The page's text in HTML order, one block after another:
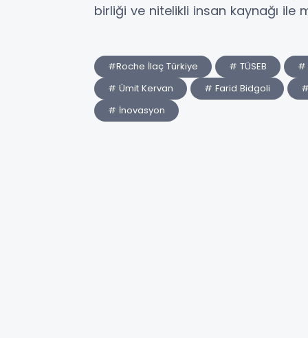
birliği ve nitelikli insan kaynağı ile
#Roche İlaç Türkiye # TÜSEB
#
# Ümit Kervan
# Farid Bidgoli
# İnovasyon